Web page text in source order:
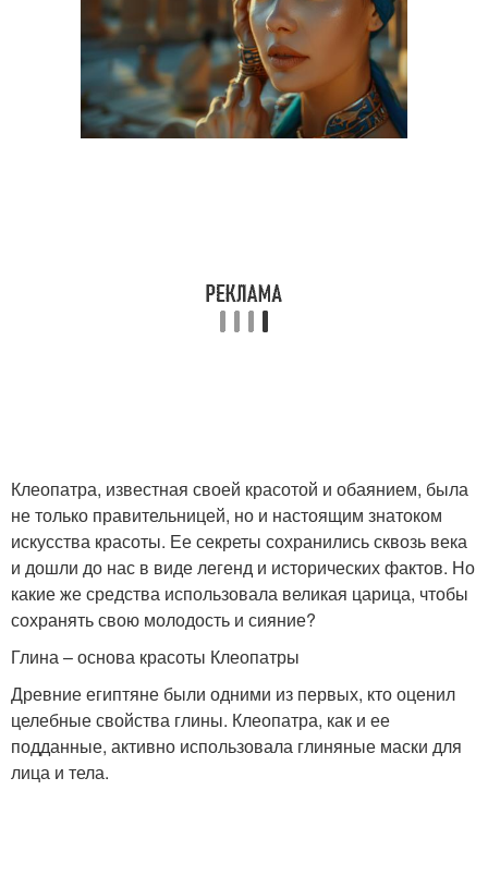
Клеопатра, известная своей красотой и обаянием, была
не только правительницей, но и настоящим знатоком
искусства красоты. Ее секреты сохранились сквозь века
и дошли до нас в виде легенд и исторических фактов. Но
какие же средства использовала великая царица, чтобы
сохранять свою молодость и сияние?
Глина – основа красоты Клеопатры
Древние египтяне были одними из первых, кто оценил
целебные свойства глины. Клеопатра, как и ее
подданные, активно использовала глиняные маски для
лица и тела.